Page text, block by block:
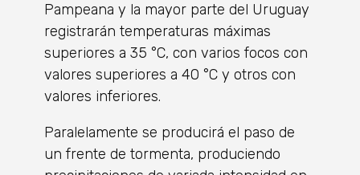
Pampeana y la mayor parte del Uruguay
registrarán temperaturas máximas
superiores a 35 °C, con varios focos con
valores superiores a 40 °C y otros con
valores inferiores.
Paralelamente se producirá el paso de
un frente de tormenta, produciendo